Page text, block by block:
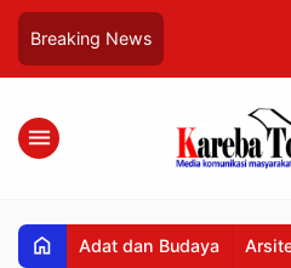
Breaking News
menu
home Adat dan Budaya